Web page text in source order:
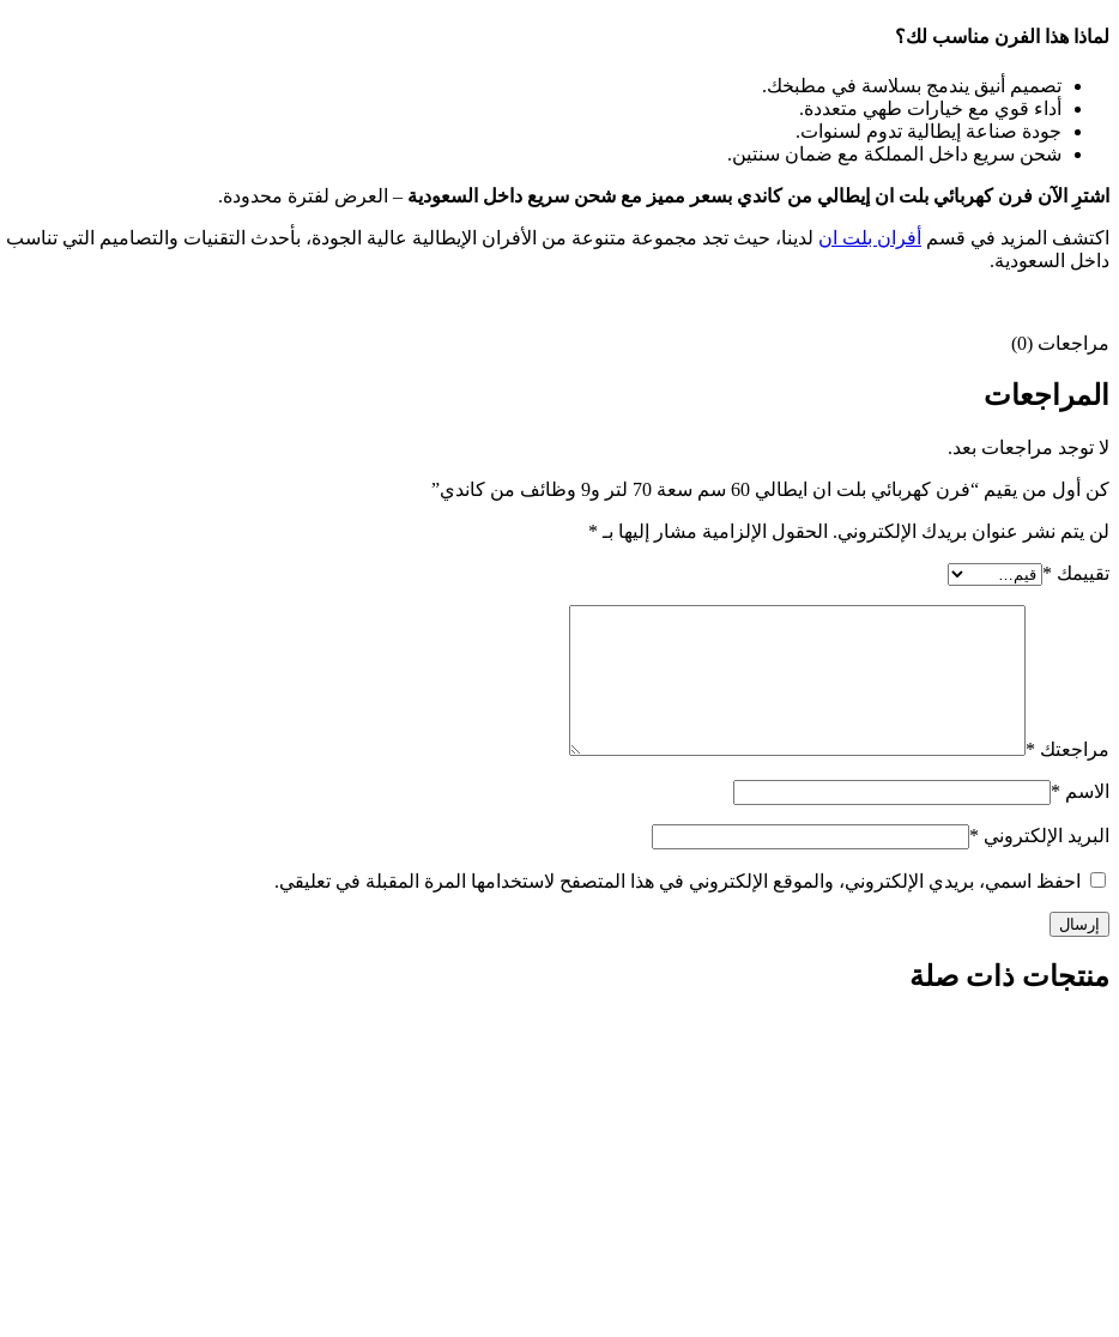
لماذا هذا الفرن مناسب لك؟
تصميم أنيق يندمج بسلاسة في مطبخك.
أداء قوي مع خيارات طهي متعددة.
جودة صناعة إيطالية تدوم لسنوات.
شحن سريع داخل المملكة مع ضمان سنتين.
اشترِ الآن فرن كهربائي بلت ان​ إيطالي من كاندي بسعر مميز مع شحن سريع داخل السعودية – العرض لفترة محدودة.
اكتشف المزيد في قسم أفران بلت ان لدينا، حيث تجد مجموعة متنوعة من الأفران الإيطالية عالية الجودة، بأحدث التقنيات والتصاميم التي
داخل السعودية.
مراجعات (0)
المراجعات
لا توجد مراجعات بعد.
كن أول من يقيم “فرن كهربائي بلت ان ايطالي 60 سم سعة 70 لتر و9 وظائف من كاندي”
لن يتم نشر عنوان بريدك الإلكتروني. الحقول الإلزامية مشار إليها بـ *
تقييمك *
مراجعتك *
الاسم *
البريد الإلكتروني *
احفظ اسمي، بريدي الإلكتروني، والموقع الإلكتروني في هذا المتصفح لاستخدامها المرة المقبلة في تعليقي.
منتجات ذات صلة